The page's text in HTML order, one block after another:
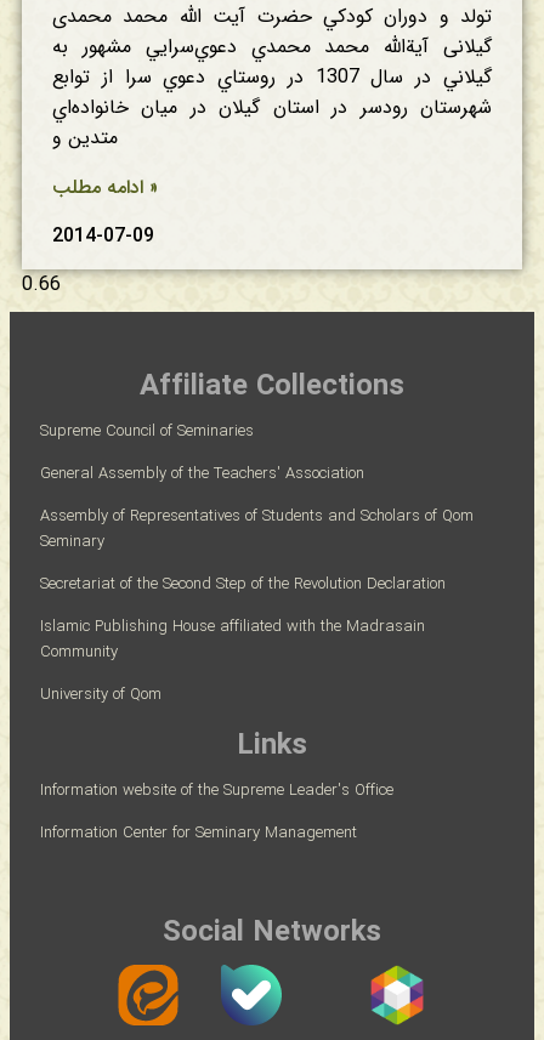
تولد و دوران‌ كودكي‌ حضرت آیت الله محمد محمدی
گیلانی آية‌الله‌ محمد محمدي‌ دعوي‌سرايي‌ مشهور به‌
گيلاني‌ در سال‌ 1307 در روستاي‌ دعوي‌ سرا از توابع‌
شهرستان‌ رودسر در استان‌ گيلان‌ در ميان‌ خانواده‌اي‌
متدين‌ و
ادامه مطلب »
2014-07-09
Affiliate Collections
Supreme Council of Seminaries
General Assembly of the Teachers' Association
Assembly of Representatives of Students and Scholars of Qom
Seminary
Secretariat of the Second Step of the Revolution Declaration
Islamic Publishing House affiliated with the Madrasain
Community
University of Qom
Links
Information website of the Supreme Leader's Office
Information Center for Seminary Management
Social Networks